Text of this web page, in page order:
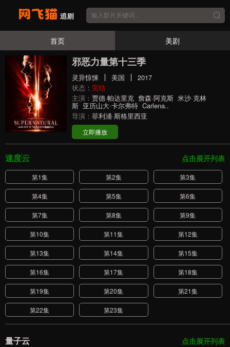
首页 美剧
邪恶力量第十三季
灵异惊悚 美国
2017
状态： 完结
主演： 贾德·帕达里克 詹森·阿克斯 米沙·克林
斯 亚历山大·卡尔弗特 Carlena..
导演： 菲利浦·斯格里西亚
立即播放
点击展开列表
速度云
第1集 第2集 第3集
第4集 第5集 第6集
第7集 第8集 第9集
第10集 第11集 第12集
第13集 第14集 第15集
第16集 第17集 第18集
第19集 第20集 第21集
第22集 第23集
点击展开列表
量子云